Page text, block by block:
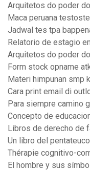
Arquitetos do poder
Maca peruana
Jadwal tes tpa
Relatorio de estagio
Arquitetos do poder
Form stock opname
Materi himpunan smp
Cara print email di
Para siempre camino
Concepto de
Libros de derecho de
Un libro del pentateuco
Thérapie cognitivo-
El hombre y sus